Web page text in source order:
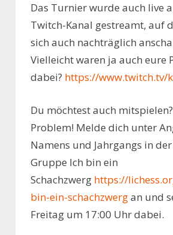
Das Turnier wurde auch live
Twitch-Kanal gestreamt, auf
sich auch nachträglich
Vielleicht waren ja auch eure
dabei? https://www.twitch.tv/
Du möchtest auch
Problem! Melde dich unter
Namens und Jahrgangs in
Gruppe Ich bin ein
Schachzwerg https://
bin-ein-schachzwergan und
Freitag um 17:00 Uhr dabei.